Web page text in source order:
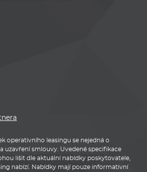
operativního leasingu se nejedná o
uzavření smlouvy. Uvedené specifikace
lišit dle aktuální nabídky poskytovatele,
nabízí. Nabídky mají pouze informativní